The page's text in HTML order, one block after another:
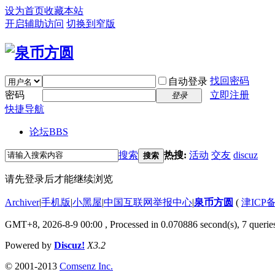
设为首页收藏本站
开启辅助访问 切换到窄版
自动登录 找回密码
密码
登录
立即注册
快捷导航
论坛BBS
搜索 搜索 热搜: 活动 交友 discuz
请先登录后才能继续浏览
Archiver|手机版|小黑屋|中国互联网举报中心|泉币方圆 ( 津ICP
GMT+8, 2026-8-9 00:00 , Processed in 0.070886 second(s), 7
Powered by Discuz! X3.2
© 2001-2013 Comsenz Inc.